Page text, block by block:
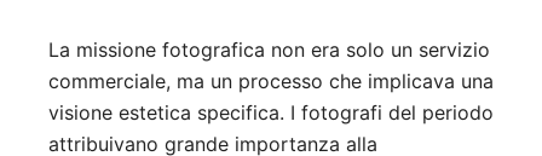
La missione fotografica non era solo un servizio
commerciale, ma un processo che implicava una
visione estetica specifica. I fotografi del periodo
attribuivano grande importanza alla